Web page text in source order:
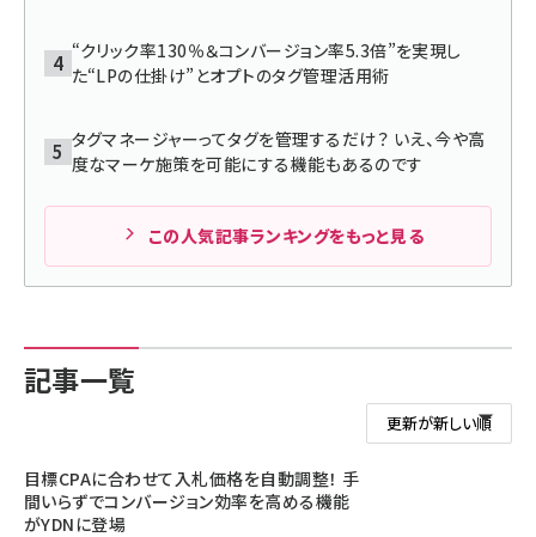
“クリック率130％＆コンバージョン率5.3倍”を実現し
た“LPの仕掛け”とオプトのタグ管理活用術
タグマネージャーってタグを管理するだけ？ いえ、今や高
度なマーケ施策を可能にする機能もあるのです
この人気記事ランキングをもっと見る
記事一覧
目標CPAに合わせて入札価格を自動調整！ 手
間いらずでコンバージョン効率を高める機能
がYDNに登場